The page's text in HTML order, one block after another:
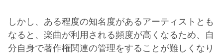
しかし、ある程度の知名度があるアーティストとも
なると、楽曲が利用される頻度が高くなるため、自
分自身で著作権関連の管理をすることが難しくなり